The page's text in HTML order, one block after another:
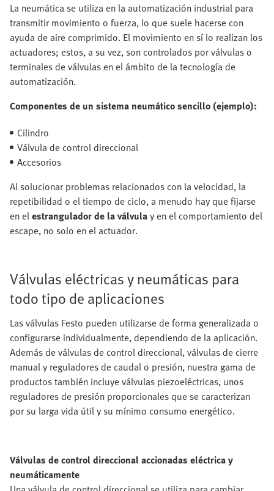
La neumática se utiliza en la automatización industrial para
transmitir movimiento o fuerza, lo que suele hacerse con
ayuda de aire comprimido. El movimiento en sí lo realizan los
actuadores; estos, a su vez, son controlados por válvulas o
terminales de válvulas en el ámbito de la tecnología de
automatización.
Componentes de un sistema neumático sencillo (ejemplo):
Cilindro
Válvula de control direccional
Accesorios
Al solucionar problemas relacionados con la velocidad, la
repetibilidad o el tiempo de ciclo, a menudo hay que fijarse
en elestrangulador de la válvulay en el comportamiento del
escape, no solo en el actuador.
Válvulas eléctricas y neumáticas para
todo tipo de aplicaciones
Las válvulas Festo pueden utilizarse de forma generalizada o
configurarse individualmente, dependiendo de la aplicación.
Además de válvulas de control direccional, válvulas de cierre
manual y reguladores de caudal o presión, nuestra gama de
productos también incluye válvulas piezoeléctricas, unos
reguladores de presión proporcionales que se caracterizan
por su larga vida útil y su mínimo consumo energético.
Válvulas de control direccional accionadas eléctrica y
neumáticamente